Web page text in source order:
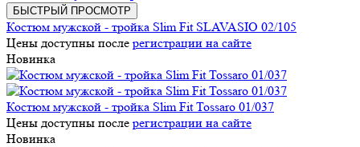
БЫСТРЫЙ ПРОСМОТР
Костюм мужской - тройка Slim Fit SLAVASIO 02/105
Цены доступны после регистрации на сайте
Новинка
Костюм мужской - тройка Slim Fit Tossaro 01/037
Цены доступны после регистрации на сайте
Новинка